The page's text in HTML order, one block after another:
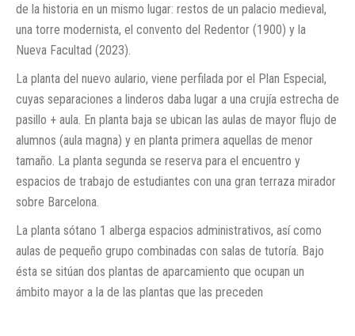
de la historia en un mismo lugar: restos de un palacio medieval,
una torre modernista, el convento del Redentor (1900) y la
Nueva Facultad (2023).
La planta del nuevo aulario, viene perfilada por el Plan Especial,
cuyas separaciones a linderos daba lugar a una crujía estrecha de
pasillo + aula. En planta baja se ubican las aulas de mayor flujo de
alumnos (aula magna) y en planta primera aquellas de menor
tamaño. La planta segunda se reserva para el encuentro y
espacios de trabajo de estudiantes con una gran terraza mirador
sobre Barcelona.
La planta sótano 1 alberga espacios administrativos, así como
aulas de pequeño grupo combinadas con salas de tutoría. Bajo
ésta se sitúan dos plantas de aparcamiento que ocupan un
ámbito mayor a la de las plantas que las preceden